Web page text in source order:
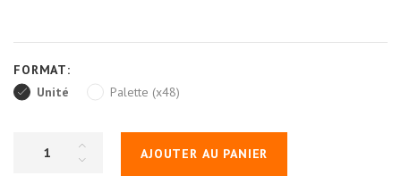
FORMAT:
Unité
Palette (x48)
AJOUTER AU PANIER